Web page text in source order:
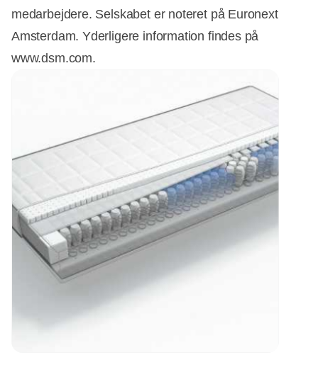
medarbejdere. Selskabet er noteret på Euronext
Amsterdam. Yderligere information findes på
www.dsm.com.